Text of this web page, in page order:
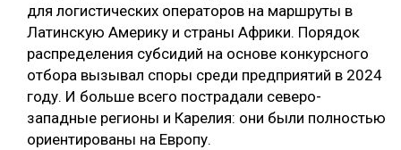
для логистических операторов на маршруты в
Латинскую Америку и страны Африки. Порядок
распределения субсидий на основе конкурсного
отбора вызывал споры среди предприятий в 2024
году. И больше всего пострадали северо-
западные регионы и Карелия: они были полностью
ориентированы на Европу.